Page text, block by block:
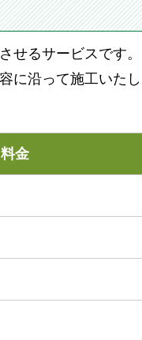
せるサービスです。
に沿って施工いたし
料金